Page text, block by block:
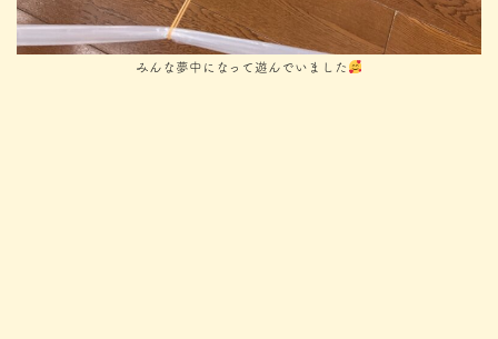
みんな夢中になって遊んでいました